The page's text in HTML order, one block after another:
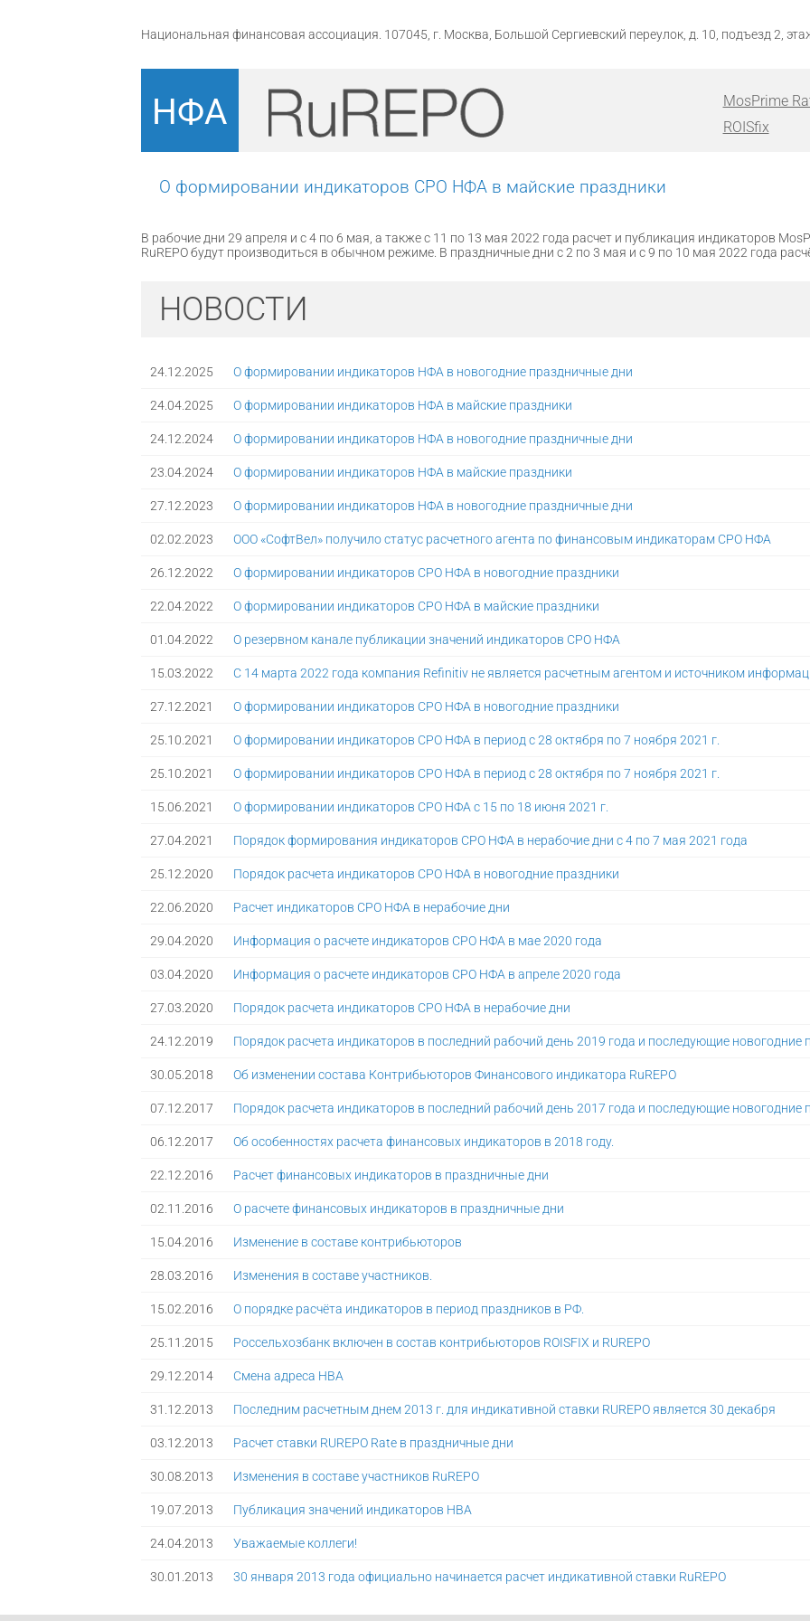
Национальная финансовая ассоциация. 107045, г. Москва, Большой Сергиевский переулок, д. 10, подъезд 2,
НФА
MosPrime
ROISfix
О формировании индикаторов СРО НФА в майские праздники
В рабочие дни 29 апреля и с 4 по 6 мая, а также с 11 по 13 мая 2022 года расчет и публикация индикаторов
RuREPO будут производиться в обычном режиме. В праздничные дни с 2 по 3 мая и с 9 по 10 мая 2022 года
НОВОСТИ
24.12.2025 О формировании индикаторов НФА в новогодние праздничные дни
24.04.2025 О формировании индикаторов НФА в майские праздники
24.12.2024 О формировании индикаторов НФА в новогодние праздничные дни
23.04.2024 О формировании индикаторов НФА в майские праздники
27.12.2023 О формировании индикаторов НФА в новогодние праздничные дни
02.02.2023 ООО «СофтВел» получило статус расчетного агента по финансовым индикаторам СРО НФА
26.12.2022 О формировании индикаторов СРО НФА в новогодние праздники
22.04.2022 О формировании индикаторов СРО НФА в майские праздники
01.04.2022 О резервном канале публикации значений индикаторов СРО НФА
15.03.2022 С 14 марта 2022 года компания Refinitiv не является расчетным агентом и источником
27.12.2021 О формировании индикаторов СРО НФА в новогодние праздники
25.10.2021 О формировании индикаторов СРО НФА в период с 28 октября по 7 ноября 2021 г.
25.10.2021 О формировании индикаторов СРО НФА в период с 28 октября по 7 ноября 2021 г.
15.06.2021 О формировании индикаторов СРО НФА с 15 по 18 июня 2021 г.
27.04.2021 Порядок формирования индикаторов СРО НФА в нерабочие дни с 4 по 7 мая 2021 года
25.12.2020 Порядок расчета индикаторов СРО НФА в новогодние праздники
22.06.2020 Расчет индикаторов СРО НФА в нерабочие дни
29.04.2020 Информация о расчете индикаторов СРО НФА в мае 2020 года
03.04.2020 Информация о расчете индикаторов СРО НФА в апреле 2020 года
27.03.2020 Порядок расчета индикаторов СРО НФА в нерабочие дни
24.12.2019 Порядок расчета индикаторов в последний рабочий день 2019 года и последующие новогодние
30.05.2018 Об изменении состава Контрибьюторов Финансового индикатора RuREPO
07.12.2017 Порядок расчета индикаторов в последний рабочий день 2017 года и последующие новогодние
06.12.2017 Об особенностях расчета финансовых индикаторов в 2018 году.
22.12.2016 Расчет финансовых индикаторов в праздничные дни
02.11.2016 О расчете финансовых индикаторов в праздничные дни
15.04.2016 Изменение в составе контрибьюторов
28.03.2016 Изменения в составе участников.
15.02.2016 О порядке расчёта индикаторов в период праздников в РФ.
25.11.2015 Россельхозбанк включен в состав контрибьюторов ROISFIX и RUREPO
29.12.2014 Смена адреса НВА
31.12.2013 Последним расчетным днем 2013 г. для индикативной ставки RUREPO является 30 декабря
03.12.2013 Расчет ставки RUREPO Rate в праздничные дни
30.08.2013 Изменения в составе участников RuREPO
19.07.2013 Публикация значений индикаторов НВА
24.04.2013 Уважаемые коллеги!
30.01.2013 30 января 2013 года официально начинается расчет индикативной ставки RuREPO